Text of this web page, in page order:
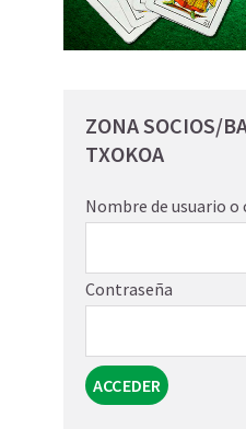
ZONA SOCIOS/
TXOKOA
Nombre de usuario
Contraseña